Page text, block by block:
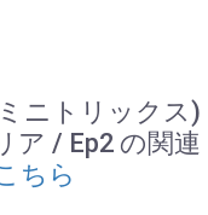
ニトリックス)
/ Ep2 の関連
ちら